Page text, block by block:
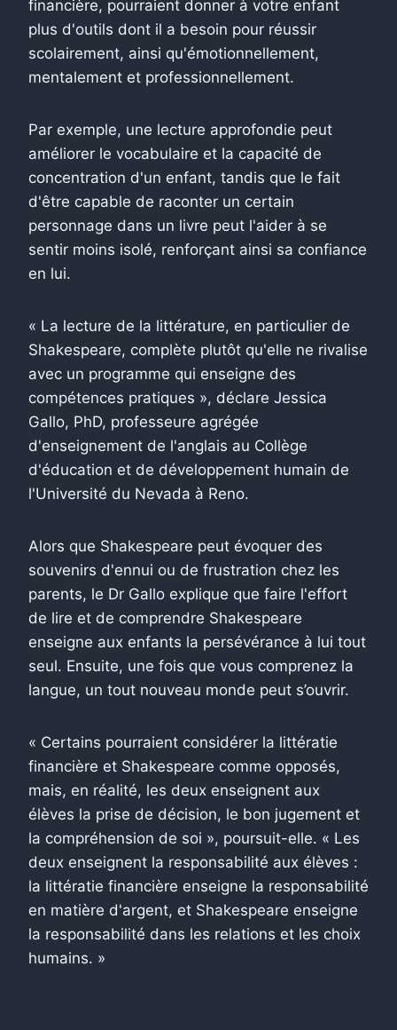
financière, pourraient donner à votre enfant
plus d'outils dont il a besoin pour réussir
scolairement, ainsi qu'émotionnellement,
mentalement et professionnellement.
Par exemple, une lecture approfondie peut
améliorer le vocabulaire et la capacité de
concentration d'un enfant, tandis que le fait
d'être capable de raconter un certain
personnage dans un livre peut l'aider à se
sentir moins isolé, renforçant ainsi sa confiance
en lui.
« La lecture de la littérature, en particulier de
Shakespeare, complète plutôt qu'elle ne rivalise
avec un programme qui enseigne des
compétences pratiques », déclare Jessica
Gallo, PhD, professeure agrégée
d'enseignement de l'anglais au Collège
d'éducation et de développement humain de
l'Université du Nevada à Reno.
Alors que Shakespeare peut évoquer des
souvenirs d'ennui ou de frustration chez les
parents, le Dr Gallo explique que faire l'effort
de lire et de comprendre Shakespeare
enseigne aux enfants la persévérance à lui tout
seul. Ensuite, une fois que vous comprenez la
langue, un tout nouveau monde peut s’ouvrir.
« Certains pourraient considérer la littératie
financière et Shakespeare comme opposés,
mais, en réalité, les deux enseignent aux
élèves la prise de décision, le bon jugement et
la compréhension de soi », poursuit-elle. « Les
deux enseignent la responsabilité aux élèves :
la littératie financière enseigne la responsabilité
en matière d'argent, et Shakespeare enseigne
la responsabilité dans les relations et les choix
humains. »